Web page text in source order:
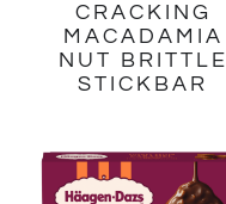
CRACKING
MACADAMIA
NUT BRITTLE
STICKBAR